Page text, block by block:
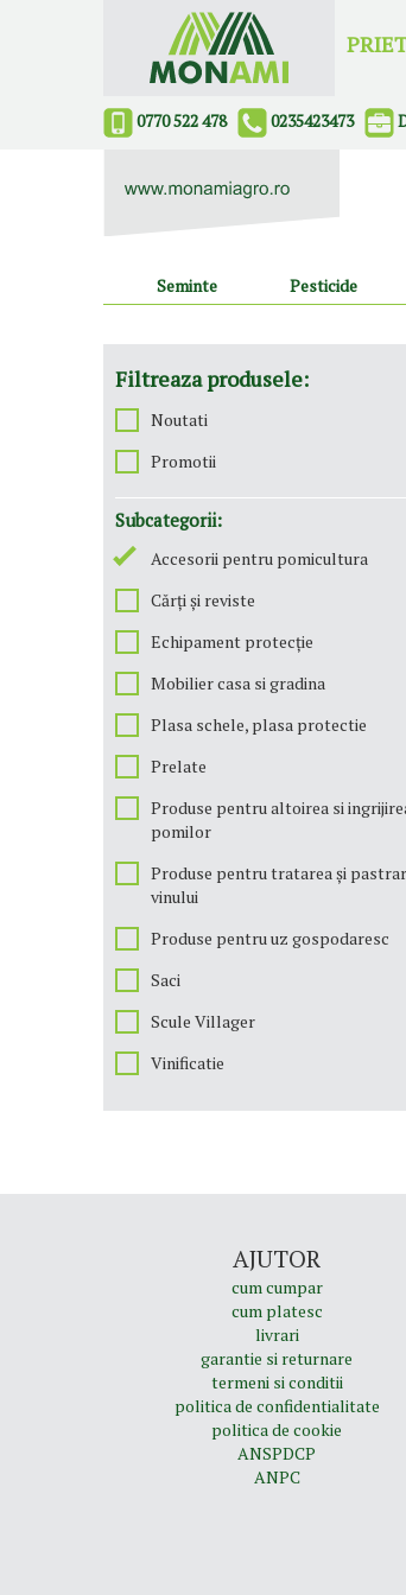
0770 522 478 0235423473
Seminte Pesticide
Filtreaza produsele:
Noutati
Promotii
Subcategorii:
Accesorii pentru pomicultura
Cărți și reviste
Echipament protecție
Mobilier casa si gradina
Plasa schele, plasa protectie
Prelate
Produse pentru altoirea si
pomilor
Produse pentru tratarea și
vinului
Produse pentru uz gospodaresc
Saci
Scule Villager
Vinificatie
AJUTOR
cum cumpar
cum platesc
livrari
garantie si returnare
termeni si conditii
politica de confidentialitate
politica de cookie
ANSPDCP
ANPC